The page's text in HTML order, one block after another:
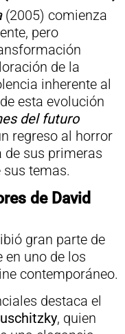
(2005) comienza
pero
de la
inherente al
esta evolución
del futuro
regreso al horror
de sus primeras
temas.
de David
gran parte de
uno de los
contemporáneo.
destaca el
, quien